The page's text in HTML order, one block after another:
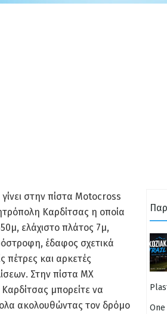
στην πίστα Motocross
Καρδίτσας η οποία
ελάχιστο πλάτος 7μ,
έδαφος σχετικά
πέτρες και αρκετές
Στην πίστα ΜΧ
μπορείτε να
ακολουθώντας τον δρόμο